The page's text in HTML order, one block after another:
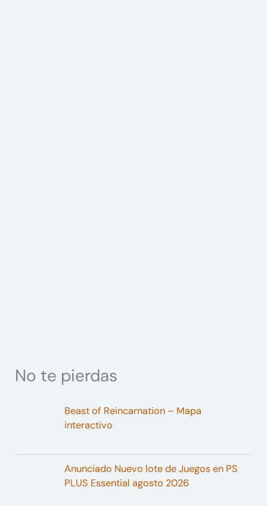
No te pierdas
Beast of Reincarnation – Mapa
interactivo
Anunciado Nuevo lote de Juegos en PS
PLUS Essential agosto 2026